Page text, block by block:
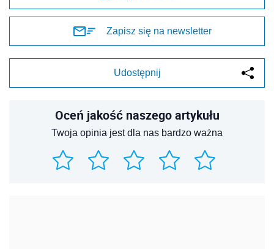
Zapisz się na newsletter
Udostępnij
Oceń jakość naszego artykułu
Twoja opinia jest dla nas bardzo ważna